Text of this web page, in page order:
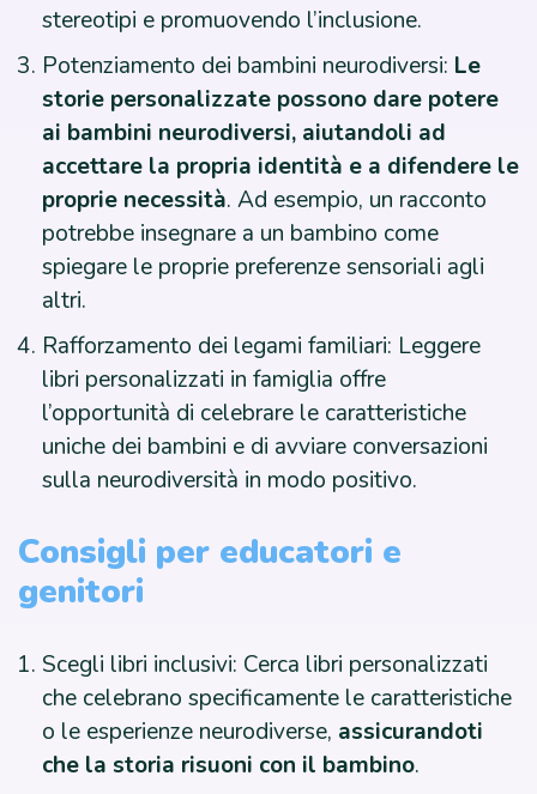
stereotipi e promuovendo l’inclusione.
Potenziamento dei bambini neurodiversi: Le
storie personalizzate possono dare potere
ai bambini neurodiversi, aiutandoli ad
accettare la propria identità e a difendere le
proprie necessità. Ad esempio, un racconto
potrebbe insegnare a un bambino come
spiegare le proprie preferenze sensoriali agli
altri.
Rafforzamento dei legami familiari: Leggere
libri personalizzati in famiglia offre
l’opportunità di celebrare le caratteristiche
uniche dei bambini e di avviare conversazioni
sulla neurodiversità in modo positivo.
Consigli per educatori e
genitori
Scegli libri inclusivi: Cerca libri personalizzati
che celebrano specificamente le caratteristiche
o le esperienze neurodiverse, assicurandoti
che la storia risuoni con il bambino.